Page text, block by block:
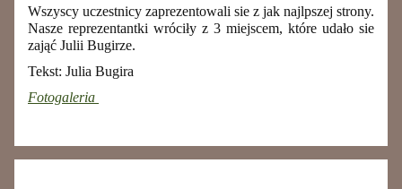
Wszyscy uczestnicy zaprezentowali sie z jak najlpszej strony.
Nasze reprezentantki wróciły z 3 miejscem, które udało sie
zająć Julii Bugirze.
Tekst: Julia Bugira
Fotogaleria